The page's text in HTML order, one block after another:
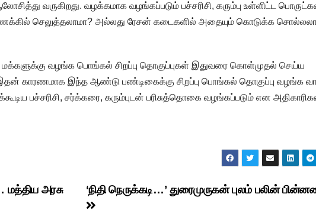
வருகிறது. வழக்கமாக வழங்கப்படும் பச்சரிசி, கரும்பு உள்ளிட்ட
செலுத்தலாமா? அல்லது ரேசன் கடைகளில் அதையும் கொடுக்க
வழங்க பொங்கல் சிறப்பு தொகுப்புகள் இதுவரை கொள்முதல் செய்ய
காரணமாக இந்த ஆண்டு பண்டிகைக்கு சிறப்பு பொங்கல் தொகுப்பு வழங்க
பச்சரிசி, சர்க்கரை, கரும்புடன் பரிசுத்தொகை வழங்கப்படும் என
‘நிதி நெருக்கடி…’ துரைமுருகன் புலம் பலின்
மத்திய அரசு